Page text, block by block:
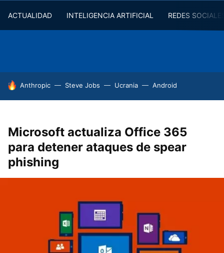
ACTUALIDAD INTELIGENCIA ARTIFICIAL REDES
HOY SE HABLA DE
Anthropic Steve Jobs Ucrania Android
Microsoft actualiza Office 365
para detener ataques de spear
phishing